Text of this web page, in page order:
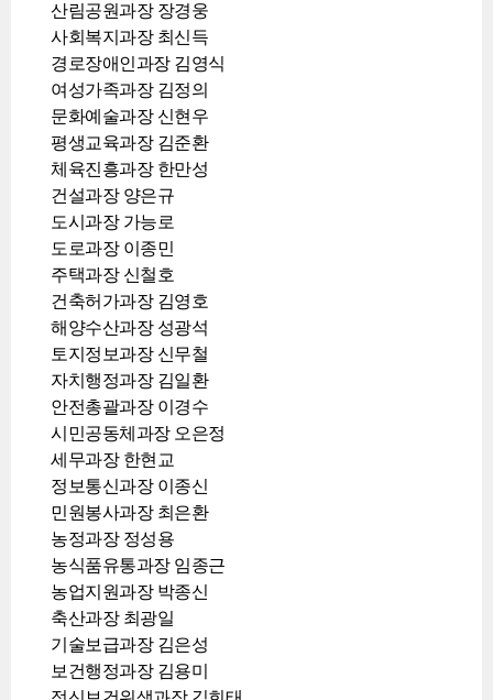
산림공원과장 장경웅
사회복지과장 최신득
경로장애인과장 김영식
여성가족과장 김정의
문화예술과장 신현우
평생교육과장 김준환
체육진흥과장 한만성
건설과장 양은규
도시과장 가능로
도로과장 이종민
주택과장 신철호
건축허가과장 김영호
해양수산과장 성광석
토지정보과장 신무철
자치행정과장 김일환
안전총괄과장 이경수
시민공동체과장 오은정
세무과장 한현교
정보통신과장 이종신
민원봉사과장 최은환
농정과장 정성용
농식품유통과장 임종근
농업지원과장 박종신
축산과장 최광일
기술보급과장 김은성
보건행정과장 김용미